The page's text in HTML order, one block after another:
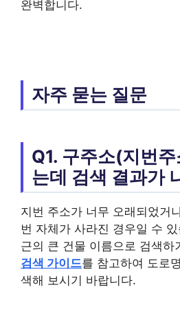
완벽합니다.
자주 묻는 질문
Q1. 구주소(지번
는데 검색 결과가
지번 주소가 너무 오래되었거
번 자체가 사라진 경우일 수
근의 큰 건물 이름으로 검색하
검색 가이드를 참고하여 도로
색해 보시기 바랍니다.